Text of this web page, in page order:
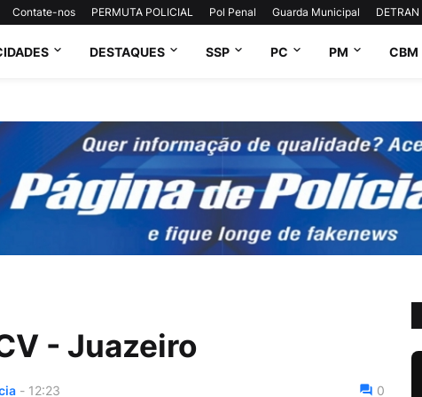
Contate-nos PERMUTA POLICIAL Pol Penal Guarda Municipal DETRAN
DESTAQUES SSP PC PM CBM
- Juazeiro
- 12:23 0